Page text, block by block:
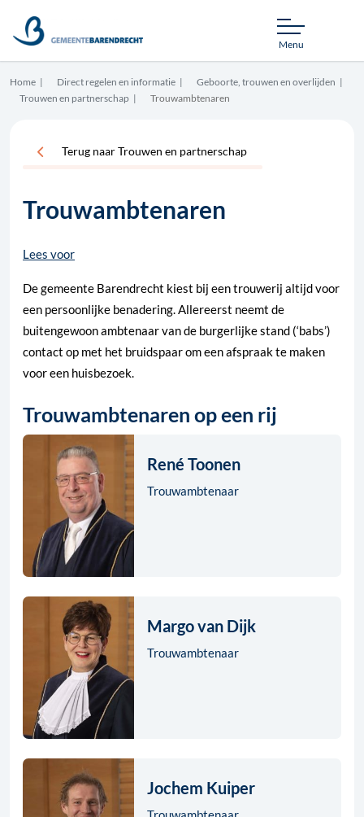
Menu
Home Direct regelen en informatie
Geboorte, trouwen en overlijden
Trouwen en partnerschap
Trouwambtenaren
Terug naar Trouwen en partnerschap
Trouwambtenaren
Lees voor
De gemeente Barendrecht kiest bij een trouwerij altijd voor
een persoonlijke benadering. Allereerst neemt de
buitengewoon ambtenaar van de burgerlijke stand (‘babs’)
contact op met het bruidspaar om een afspraak te maken
voor een huisbezoek.
Trouwambtenaren op een rij
René Toonen
Trouwambtenaar
Margo van Dijk
Trouwambtenaar
Jochem Kuiper